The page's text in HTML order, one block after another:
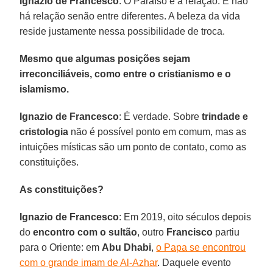
há relação senão entre diferentes. A beleza da vida
reside justamente nessa possibilidade de troca.
Mesmo que algumas posições sejam
irreconciliáveis, como entre o cristianismo e o
islamismo.
Ignazio de Francesco: É verdade. Sobretrindade e
cristologia não é possível ponto em comum, mas as
intuições místicas são um ponto de contato, como as
constituições.
As constituições?
Ignazio de Francesco: Em 2019, oito séculos depois
do encontro com o sultão, outro Francisco partiu
para o Oriente: em Abu Dhabi,o Papa se encontrou
com o grande imam de Al-Azhar. Daquele evento